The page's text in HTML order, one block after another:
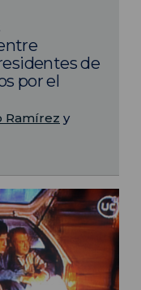
de
por el
Ramírez y